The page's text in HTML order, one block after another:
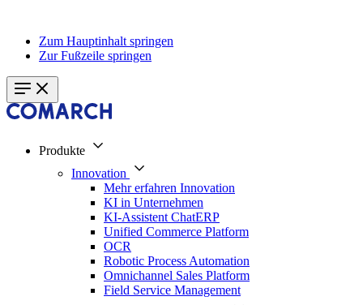
Zum Hauptinhalt springen
Zur Fußzeile springen
Produkte
Innovation
Mehr erfahren Innovation
KI in Unternehmen
KI-Assistent ChatERP
Unified Commerce Platform
OCR
Robotic Process Automation
Omnichannel Sales Platform
Field Service Management